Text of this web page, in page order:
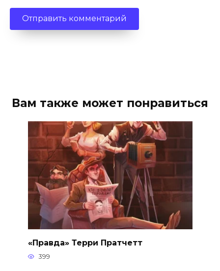
Вам также может понравиться
«Правда» Терри Пратчетт
399